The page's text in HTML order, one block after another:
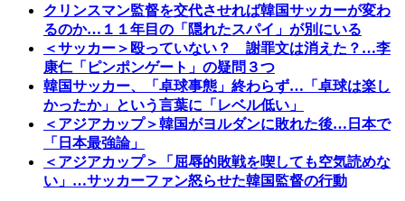
クリンスマン監督を交代させれば韓国サッカーが変わ
るのか…１１年目の「隠れたスパイ」が別にいる
＜サッカー＞殴っていない？ 謝罪文は消えた？…李
康仁「ピンポンゲート」の疑問３つ
韓国サッカー、「卓球事態」終わらず…「卓球は楽し
かったか」という言葉に「レベル低い」
＜アジアカップ＞韓国がヨルダンに敗れた後…日本で
「日本最強論」
＜アジアカップ＞「屈辱的敗戦を喫しても空気読めな
い」…サッカーファン怒らせた韓国監督の行動